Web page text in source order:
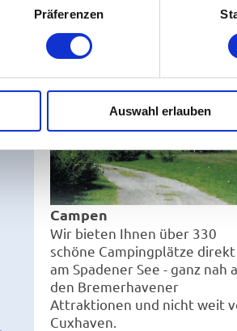
Präferenzen
Auswahl erlauben
bei uns zahlen Sie keine
Campen
Wir bieten Ihnen über 330
schöne Campingplätze direkt
am Spadener See - ganz nah
den Bremerhavener
Attraktionen und nicht weit
Cuxhaven.